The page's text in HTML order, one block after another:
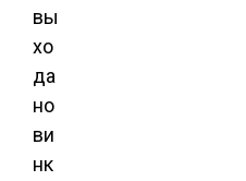
вы
хо
да
но
ви
нк